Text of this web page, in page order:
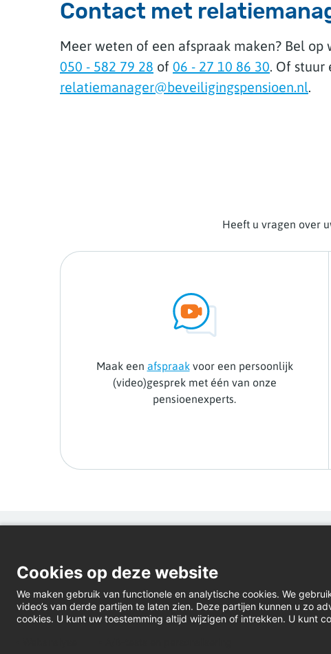
Contact met
Meer weten of een afspraak maken? Bel op
050 - 582 79 28 of 06 - 27 10 86 30. Of stuur
relatiemanager@beveiligingspensioen.nl.
Heeft u vragen over
Maak een afspraakvoor een persoonlijk
(video)gesprek met één van onze
pensioenexperts.
Cookies op deze website
We maken gebruik van functionele en analytische cookies. We
video’s van derde partijen te laten zien. Deze partijen kunnen u zo
cookies. U kunt uw toestemming altijd wijzigen of intrekken. U kunt